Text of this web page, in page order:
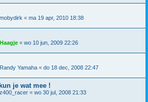
mobydirk « ma 19 apr, 2010 18:38
Haagje « wo 10 jun, 2009 22:26
Randy Yamaha « do 18 dec, 2008 22:47
je wat mee !
z400_racer « wo 30 jul, 2008 21:33